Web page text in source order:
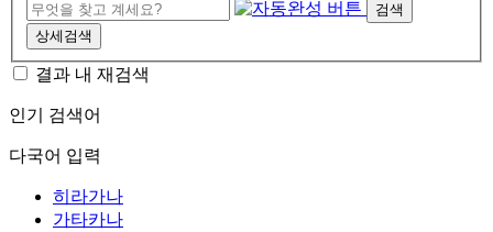
검색
상세검색
결과 내 재검색
인기 검색어
다국어 입력
히라가나
가타카나